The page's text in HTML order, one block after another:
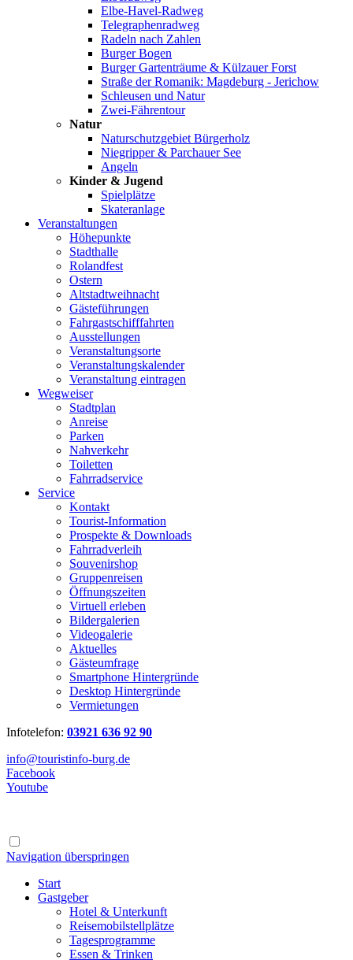
Elbe-Havel-Radweg
Telegraphenradweg
Radeln nach Zahlen
Burger Bogen
Burger Gartenträume & Külzauer Forst
Straße der Romanik: Magdeburg - Jerichow
Schleusen und Natur
Zwei-Fährentour
Natur
Naturschutzgebiet Bürgerholz
Niegripper & Parchauer See
Angeln
Kinder & Jugend
Spielplätze
Skateranlage
Veranstaltungen
Höhepunkte
Stadthalle
Rolandfest
Ostern
Altstadtweihnacht
Gästeführungen
Fahrgastschifffahrten
Ausstellungen
Veranstaltungsorte
Veranstaltungskalender
Veranstaltung eintragen
Wegweiser
Stadtplan
Anreise
Parken
Nahverkehr
Toiletten
Fahrradservice
Service
Kontakt
Tourist-Information
Prospekte & Downloads
Fahrradverleih
Souvenirshop
Gruppenreisen
Öffnungszeiten
Virtuell erleben
Bildergalerien
Videogalerie
Aktuelles
Gästeumfrage
Smartphone Hintergründe
Desktop Hintergründe
Vermietungen
Infotelefon: 03921 636 92 90
info@touristinfo-burg.de
Facebook
Youtube
Navigation überspringen
Start
Gastgeber
Hotel & Unterkunft
Reisemobilstellplätze
Tagesprogramme
Essen & Trinken